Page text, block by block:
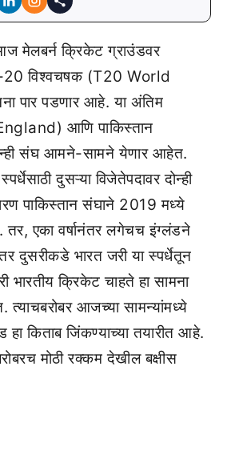
मेलबर्न क्रिकेट ग्राउंडवर
विश्वचषक (T20 World
पार पडणार आहे. या अंतिम
आणि पाकिस्तान
संघ आमने-सामने येणार आहेत.
दुसऱ्या विजेतेपदावर दोन्ही
पाकिस्तान संघाने 2019 मध्ये
एका वर्षानंतर लगेचच इंग्लंडने
दुसरीकडे भारत जरी या स्पर्धेतून
भारतीय क्रिकेट चाहते हा सामना
आजच्या सामन्यांमध्ये
हा किताब जिंकण्याच्या तयारीत आहे.
मोठी रक्कम देखील बक्षीस